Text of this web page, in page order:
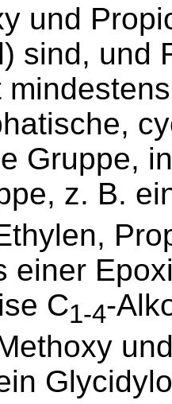
und
sind, und
Gruppe,
z. B.
einer
C1-4-